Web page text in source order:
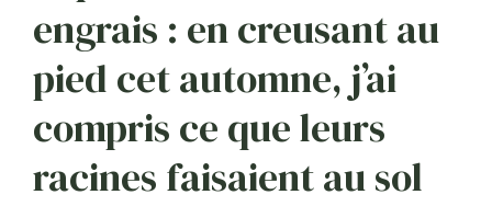
engrais : en creusant au
pied cet automne, j’ai
compris ce que leurs
racines faisaient au sol